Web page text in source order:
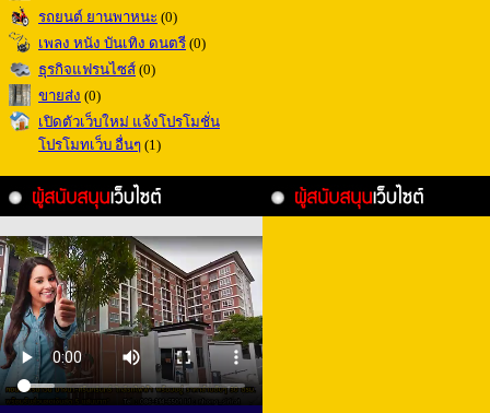
รถยนต์ ยานพาหนะ (0)
เพลง หนัง บันเทิง ดนตรี (0)
ธุรกิจแฟรนไซส์ (0)
ขายส่ง (0)
เปิดตัวเว็บใหม่ แจ้งโปรโมชั่น
โปรโมทเว็บ อื่นๆ (1)